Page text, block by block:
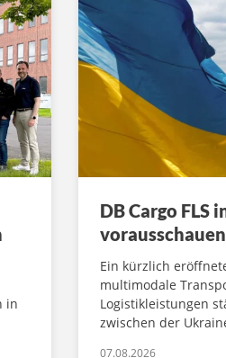
in
DB Cargo FLS
Ein kürzlich
multimodale
Logistikleistungen
zwischen der
07.08.2026